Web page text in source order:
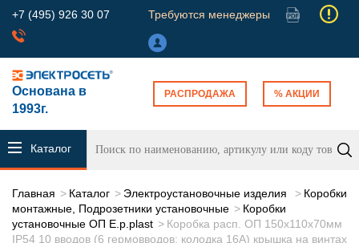
+7 (495) 926 30 07 Требуются менеджеры
Основана в
1993г.
РАСПРОДАЖА % АКЦИИ
Каталог
Главная Каталог Электроустановочные изделия
Коробки
монтажные, Подрозетники установочные
Коробки
установочные ОП E.p.plast
Коробка расп. ОП 150х110х70мм
IP54 10 вводов (6 гермовводов; колодка 16А) крышка на винтах